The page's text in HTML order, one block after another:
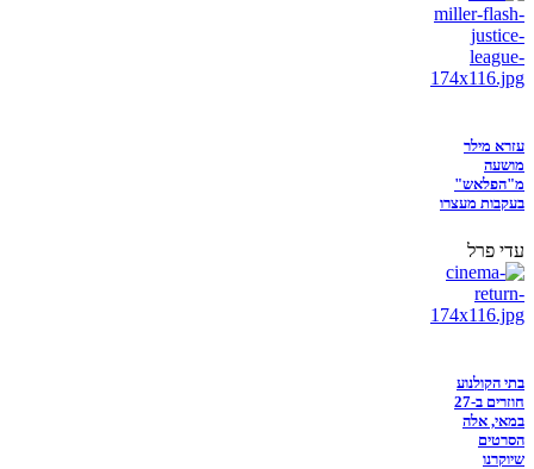
עזרא מילר
מושעה
מ"הפלאש"
בעקבות מעצרו
עדי פרל
בתי הקולנוע
חוזרים ב-27
במאי, אלה
הסרטים
שיוקרנו